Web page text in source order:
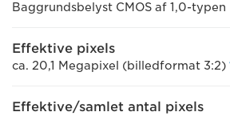
Baggrundsbelyst CMOS af 1,0-typen
Effektive pixels
ca. 20,1 Megapixel (billedformat 3:2)
Effektive/samlet antal pixels